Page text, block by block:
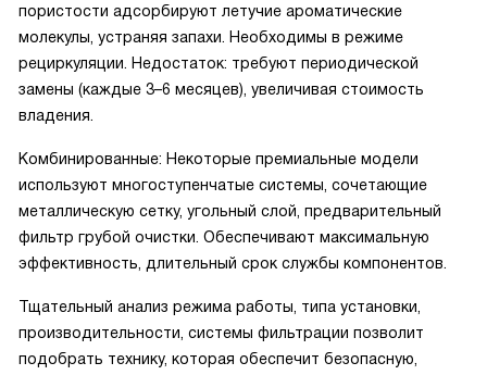
пористости адсорбируют летучие ароматические
молекулы, устраняя запахи. Необходимы в режиме
рециркуляции. Недостаток: требуют периодической
замены (каждые 3–6 месяцев), увеличивая стоимость
владения.
Комбинированные: Некоторые премиальные модели
используют многоступенчатые системы, сочетающие
металлическую сетку, угольный слой, предварительный
фильтр грубой очистки. Обеспечивают максимальную
эффективность, длительный срок службы компонентов.
Тщательный анализ режима работы, типа установки,
производительности, системы фильтрации позволит
подобрать технику, которая обеспечит безопасную,